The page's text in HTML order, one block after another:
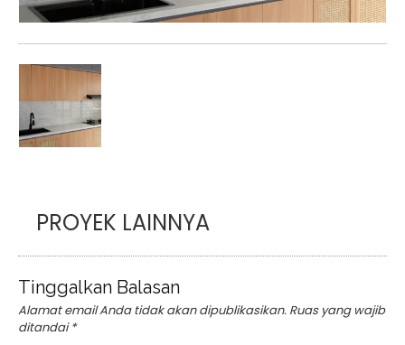
PROYEK LAINNYA
Tinggalkan Balasan
Alamat email Anda tidak akan dipublikasikan. Ruas yang wajib
ditandai*